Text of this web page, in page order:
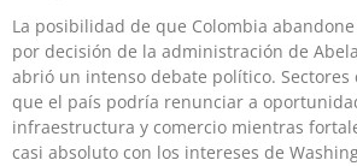
La posibilidad de que Colombia
por decisión de la administración de
abrió un intenso debate político. Sectores
que el país podría renunciar a
infraestructura y comercio mientras
casi absoluto con los intereses de